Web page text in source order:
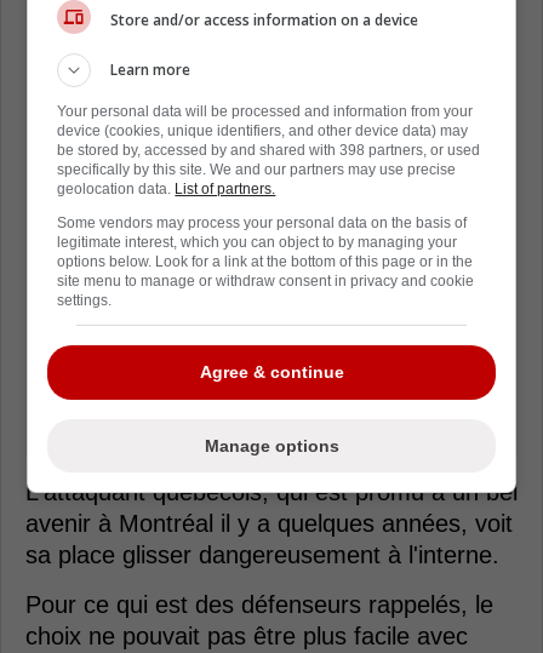
L'attaquant québécois, qui est promu à un bel
avenir à Montréal il y a quelques années, voit
sa place glisser dangereusement à l'interne.
Pour ce qui est des défenseurs rappelés, le
choix ne pouvait pas être plus facile avec
Store and/or access information on a device
Learn more
Your personal data will be processed and information from your
device (cookies, unique identifiers, and other device data) may
be stored by, accessed by and shared with 398 partners, or used
specifically by this site. We and our partners may use precise
geolocation data. List of partners.
Some vendors may process your personal data on the basis of
legitimate interest, which you can object to by managing your
options below. Look for a link at the bottom of this page or in the
site menu to manage or withdraw consent in privacy and cookie
settings.
Agree & continue
Manage options